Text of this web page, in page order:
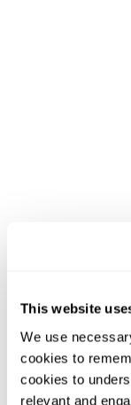
This website
We use
cookies to
cookies to
relevant and